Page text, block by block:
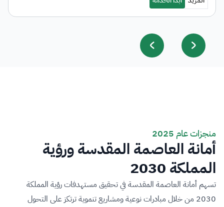
منجزات عام 2025
أمانة العاصمة المقدسة ورؤية
المملكة 2030
تسهم أمانة العاصمة المقدسة في تحقيق مستهدفات رؤية المملكة
2030 من خلال مبادرات نوعية ومشاريع تنموية ترتكز على التحول